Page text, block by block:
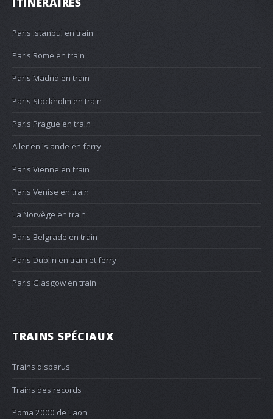
Paris Istanbul en train
Paris Rome en train
Paris Madrid en train
Paris Stockholm en train
Paris Prague en train
Aller en Islande en ferry
Paris Vienne en train
Paris Venise en train
La Norvège en train
Paris Belgrade en train
Paris Dublin en train et ferry
Paris Glasgow en train
TRAINS SPÉCIAUX
Trains disparus
Trains des records
Poma 2000 de Laon